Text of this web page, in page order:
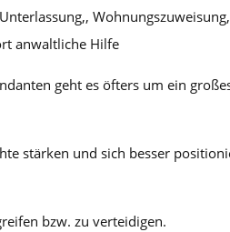
Wohnungszuweisung,
anwaltliche Hilfe
geht es öfters um ein
stärken und sich besser
bzw. zu verteidigen.